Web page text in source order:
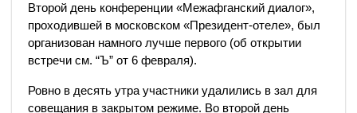
Второй день конференции «Межафганский диалог»,
проходившей в московском «Президент-отеле», был
организован намного лучше первого (об открытии
встречи см. “Ъ” от 6 февраля).
Ровно в десять утра участники удалились в зал для
совещания в закрытом режиме. Во второй день